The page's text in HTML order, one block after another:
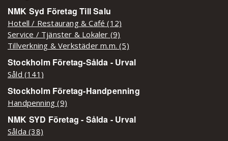
NMK Syd Företag Till Salu
Hotell / Restaurang & Café (12)
Service / Tjänster & Lokaler (9)
Tillverkning & Verkstäder m.m. (5)
Stockholm Företag-Sålda - Urval
Såld (141)
Stockholm Företag-Handpenning
Handpenning (9)
NMK SYD Företag - Sålda - Urval
Sålda (38)